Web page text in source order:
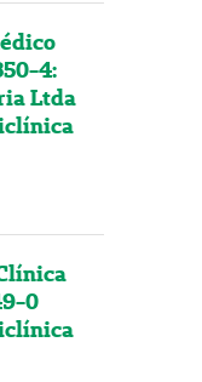
4:
Ltda
0